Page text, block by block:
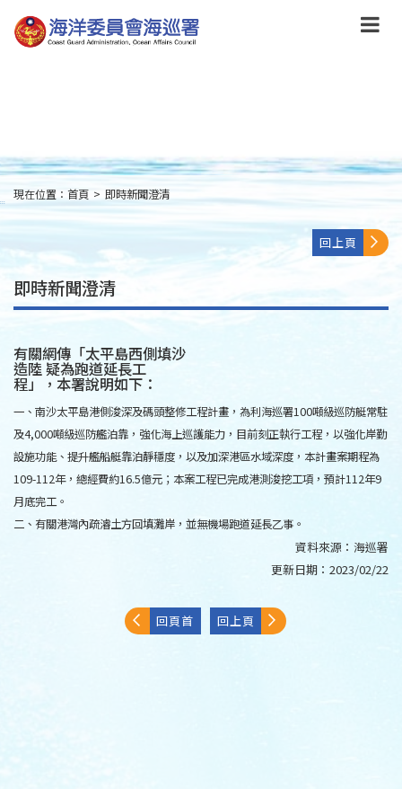
到
主
:::
現在位置： 首頁 > 即時新聞澄清
回上頁
即時新聞澄清
有關網傳「太平島西側填沙
造陸 疑為跑道延長工
程」，本署說明如下：
一、南沙太平島港側浚深及碼頭整修工程計畫，為利海巡署100噸級巡防艇常駐
及4,000噸級巡防艦泊靠，強化海上巡護能力，目前刻正執行工程，以強化岸勤
設施功能、提升艦船艇靠泊靜穩度，以及加深港區水域深度，本計畫案期程為
109-112年，總經費約16.5億元；本案工程已完成港測浚挖工項，預計112年9
月底完工。
二、有關港灣內疏濬土方回填灘岸，並無機場跑道延長乙事。
資料來源： 海巡署
更新日期： 2023/02/22
回頁首 回上頁